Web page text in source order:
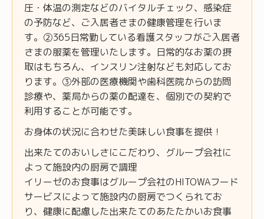
圧・体温の測定などのバイタルチェック、感染症
の予防など、ご入居者さまの健康管理を行いま
す。②365日常勤している看護スタッフがご入居者
さまの服薬を管理いたします。日常的なお薬の摂
取はもちろん、インスリン注射なども対応してお
ります。③外部の医療機関や歯科医院からの訪問
診療や、薬局からの薬の配達を、個別での契約で
利用することが可能です。
お身体の状況に合わせた美味しい食事を提供！
出来たてのおいしさにこだわり、グループ会社に
よって施設内の厨房で調理
イリーゼのお食事はグループ会社のHITOWAフード
サービスによって施設内の厨房でつくられてお
り、健康に配慮した出来たてのあたたかいお食事